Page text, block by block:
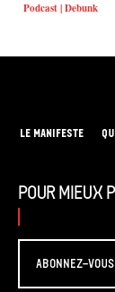
Podcast | Debunk
LE MANIFESTE
Pour mieux
Abonnez-